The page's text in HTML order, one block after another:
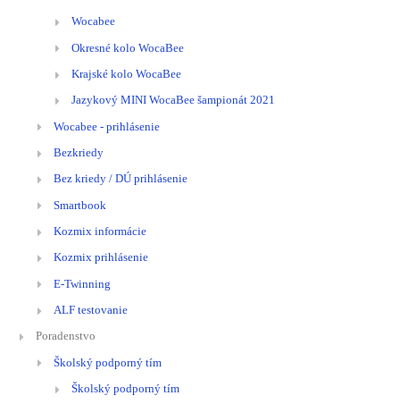
Wocabee
Okresné kolo WocaBee
Krajské kolo WocaBee
Jazykový MINI WocaBee šampionát 2021
Wocabee - prihlásenie
Bezkriedy
Bez kriedy / DÚ prihlásenie
Smartbook
Kozmix informácie
Kozmix prihlásenie
E-Twinning
ALF testovanie
Poradenstvo
Školský podporný tím
Školský podporný tím